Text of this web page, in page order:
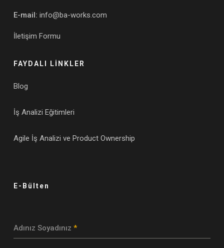
E-mail: info@ba-works.com
İletişim Formu
FAYDALI LİNKLER
Blog
İş Analizi Eğitimleri
Agile İş Analizi ve Product Ownership
E-Bülten
Adınız Soyadınız *